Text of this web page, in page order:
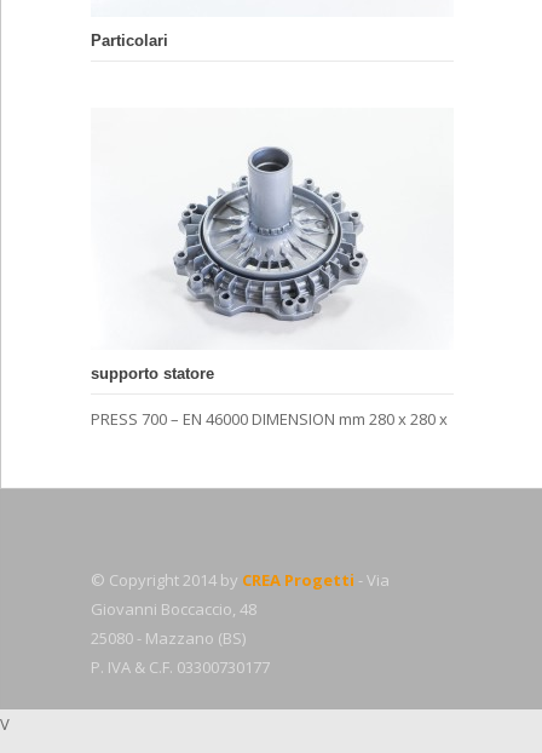
Particolari
supporto statore
PRESS 700 – EN 46000 DIMENSION mm 280 x 280 x
© Copyright 2014 by CREA Progetti - Via
Giovanni Boccaccio, 48
25080 - Mazzano (BS)
P. IVA & C.F. 03300730177
V